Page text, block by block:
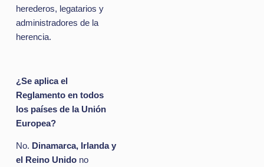
herederos, legatarios y
administradores de la
herencia.
¿Se aplica el
Reglamento en todos
los países de la Unión
Europea?
No. Dinamarca, Irlanda y
el Reino Unidono